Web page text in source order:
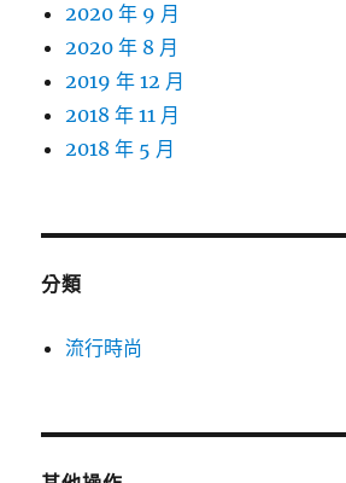
2020 年 9 月
2020 年 8 月
2019 年 12 月
2018 年 11 月
2018 年 5 月
分類
流行時尚